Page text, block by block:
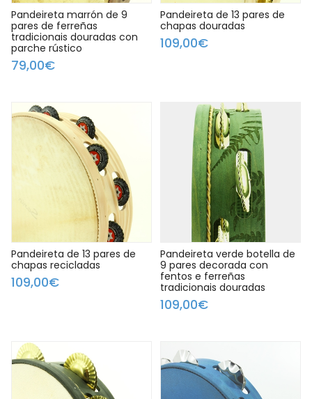
Pandeireta marrón de 9
pares de ferreñas
tradicionais douradas con
parche rústico
79,00€
Pandeireta de 13 pares de
chapas douradas
109,00€
Pandeireta de 13 pares de
chapas recicladas
109,00€
Pandeireta verde botella de
9 pares decorada con
fentos e ferreñas
tradicionais douradas
109,00€